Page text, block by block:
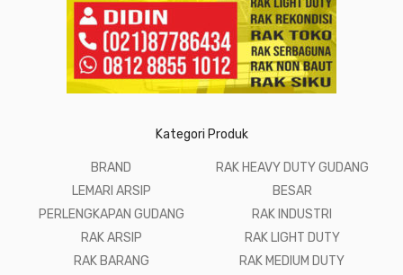
Kategori Produk
BRAND
LEMARI ARSIP
PERLENGKAPAN GUDANG
RAK ARSIP
RAK BARANG
RAK HEAVY DUTY GUDANG
BESAR
RAK INDUSTRI
RAK LIGHT DUTY
RAK MEDIUM DUTY